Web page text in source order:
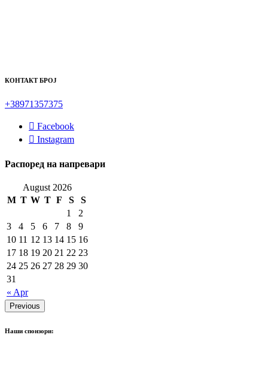
КОНТАКТ БРОЈ
+38971357375
Facebook
Instagram
Распоред на напревари
August 2026
M T W T F S S
« Apr
1
2
3
4 5 6 7 8
9
10 11 12 13 14 15 16
17 18 19 20 21 22 23
24 25 26 27 28 29 30
31
Previous
Наши спонзори: